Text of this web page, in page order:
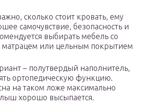
сколько стоит кровать, ему
самочувствие, безопасность и
выбирать мебель со
или цельным покрытием
– полутвердый наполнитель,
ортопедическую функцию.
на таком ложе максимально
хорошо высыпается.